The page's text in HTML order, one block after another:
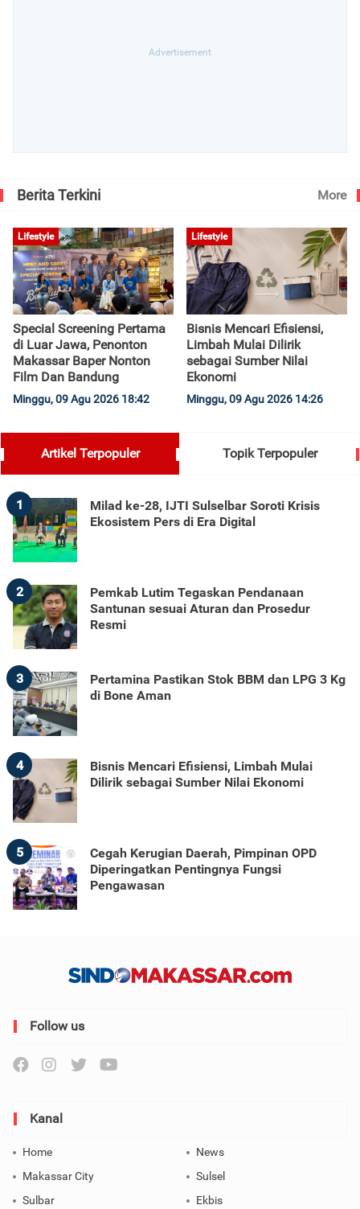
Berita Terkini More
Lifestyle
Special Screening Pertama
di Luar Jawa, Penonton
Makassar Baper Nonton
Film Dan Bandung
Minggu, 09 Agu 2026 18:42
Lifestyle
Bisnis Mencari Efisiensi,
Limbah Mulai Dilirik
sebagai Sumber Nilai
Ekonomi
Minggu, 09 Agu 2026 14:26
Artikel Terpopuler Topik Terpopuler
1
Milad ke-28, IJTI Sulselbar Soroti Krisis
Ekosistem Pers di Era Digital
2
Pemkab Lutim Tegaskan Pendanaan
Santunan sesuai Aturan dan Prosedur
Resmi
3
Pertamina Pastikan Stok BBM dan LPG 3 Kg
di Bone Aman
4
Bisnis Mencari Efisiensi, Limbah Mulai
Dilirik sebagai Sumber Nilai Ekonomi
5
Cegah Kerugian Daerah, Pimpinan OPD
Diperingatkan Pentingnya Fungsi
Pengawasan
Follow us
Kanal
Home
News
Makassar City
Sulsel
Sulbar
Ekbis